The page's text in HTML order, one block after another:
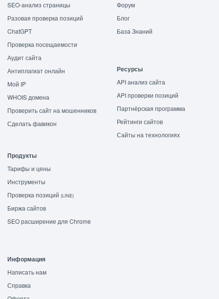
SEO-анализ страницы
Разовая проверка позиций
ChatGPT
Проверка посещаемости
Аудит сайта
Антиплагиат онлайн
Мой IP
WHOIS домена
Проверить сайт на мошенников
Сделать фавикон
Форум
Блог
База Знаний
Ресурсы
API анализ сайта
API проверки позиций
Партнёрская программа
Рейтинги сайтов
Сайты на технологиях
Продукты
Тарифы и цены
Инструменты
Проверка позиций (LINE)
Биржа сайтов
SEO расширение для Chrome
Информация
Написать нам
Справка